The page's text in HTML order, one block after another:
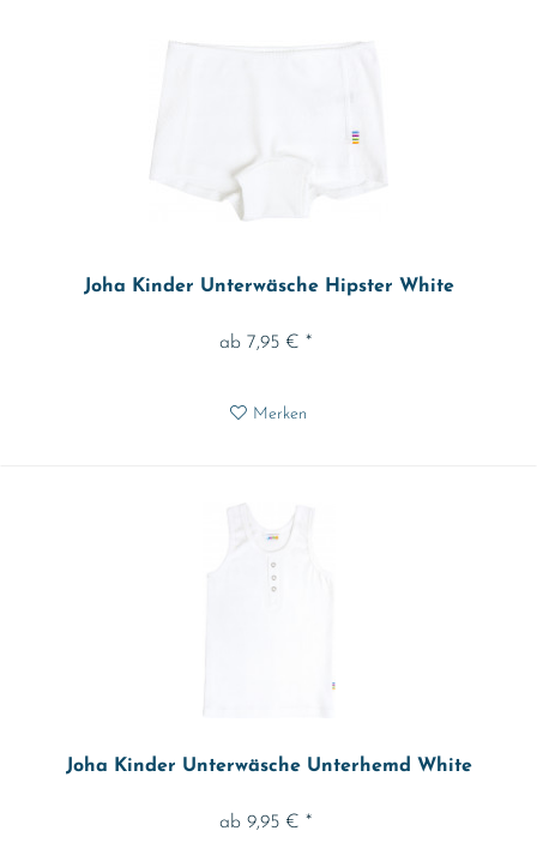
Joha Kinder Unterwäsche Hipster White
ab 7,95 € *
Merken
Joha Kinder Unterwäsche Unterhemd White
ab 9,95 € *